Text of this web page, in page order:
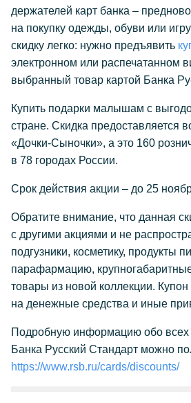
держателей карт банка –
на покупку одежды, обуви или
скидку легко: нужно предъявить
электронном или распечатанном
выбранный товар картой Банка
Купить подарки малышам с
стране. Скидка предоставляется
«Дочки-Сыночки», а это 160
в 78 городах России.
Срок действия акции – до 25
Обратите внимание, что данная
с другими акциями и не
подгузники, косметику, продукты
парафармацию,
товары из новой коллекции.
на денежные средства и иные
Подробную информацию обо всех
Банка Русский Стандарт можно
https://www.rsb.ru/cards/discounts/